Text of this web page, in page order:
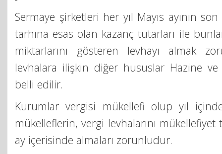
Sermaye şirketleri her yıl Mayıs ayının
tarhına esas olan kazanç tutarları ile
miktarlarını gösteren levhayı almak
levhalara ilişkin diğer hususlar Hazine ve
belli edilir.
Kurumlar vergisi mükellefi olup yıl
mükelleflerin, vergi levhalarını
ay içerisinde almaları zorunludur.